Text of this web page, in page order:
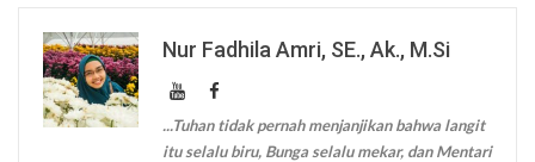
Nur Fadhila Amri, SE., Ak., M.Si
...Tuhan tidak pernah menjanjikan bahwa langit
itu selalu biru, Bunga selalu mekar, dan Mentari